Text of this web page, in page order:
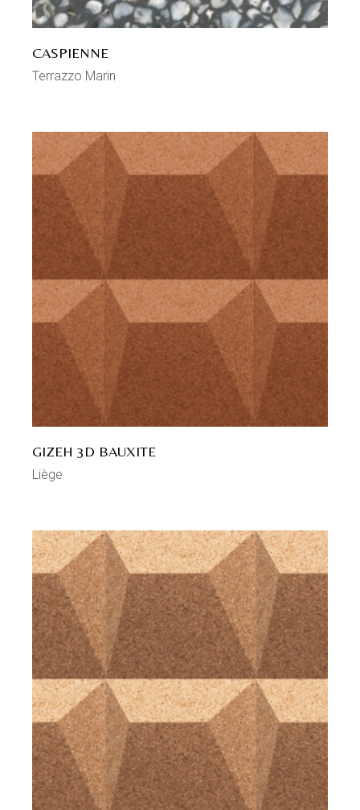
CASPIENNE
Terrazzo Marin
GIZEH 3D BAUXITE
Liège